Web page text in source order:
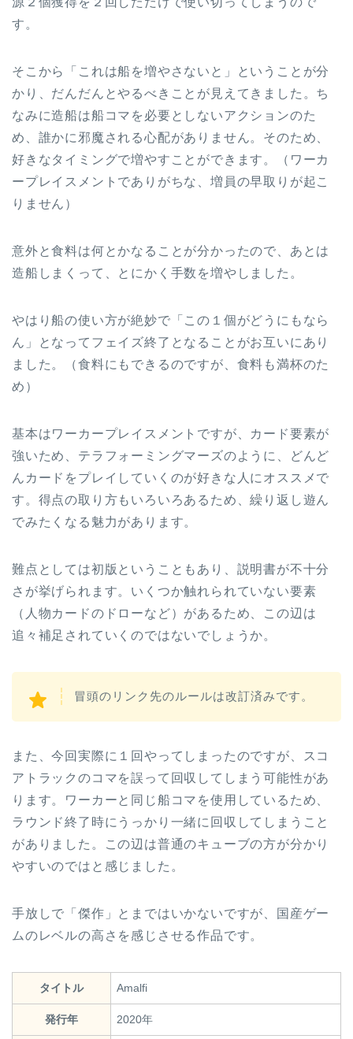
す。
そこから「これは船を増やさないと」ということが分
かり、だんだんとやるべきことが見えてきました。ち
なみに造船は船コマを必要としないアクションのた
め、誰かに邪魔される心配がありません。そのため、
好きなタイミングで増やすことができます。（ワーカ
ープレイスメントでありがちな、増員の早取りが起こ
りません）
意外と食料は何とかなることが分かったので、あとは
造船しまくって、とにかく手数を増やしました。
やはり船の使い方が絶妙で「この１個がどうにもなら
ん」となってフェイズ終了となることがお互いにあり
ました。（食料にもできるのですが、食料も満杯のた
め）
基本はワーカープレイスメントですが、カード要素が
強いため、テラフォーミングマーズのように、どんど
んカードをプレイしていくのが好きな人にオススメで
す。得点の取り方もいろいろあるため、繰り返し遊ん
でみたくなる魅力があります。
難点としては初版ということもあり、説明書が不十分
さが挙げられます。いくつか触れられていない要素
（人物カードのドローなど）があるため、この辺は
追々補足されていくのではないでしょうか。
冒頭のリンク先のルールは改訂済みです。
また、今回実際に１回やってしまったのですが、スコ
アトラックのコマを誤って回収してしまう可能性があ
ります。ワーカーと同じ船コマを使用しているため、
ラウンド終了時にうっかり一緒に回収してしまうこと
がありました。この辺は普通のキューブの方が分かり
やすいのではと感じました。
手放しで「傑作」とまではいかないですが、国産ゲー
ムのレベルの高さを感じさせる作品です。
タイトル Amalfi
発行年 2020年